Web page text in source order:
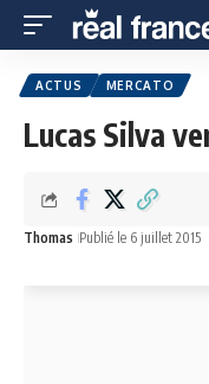
ACTUS MERCATO
Lucas Silva
Thomas Publié le 6 juillet 2015